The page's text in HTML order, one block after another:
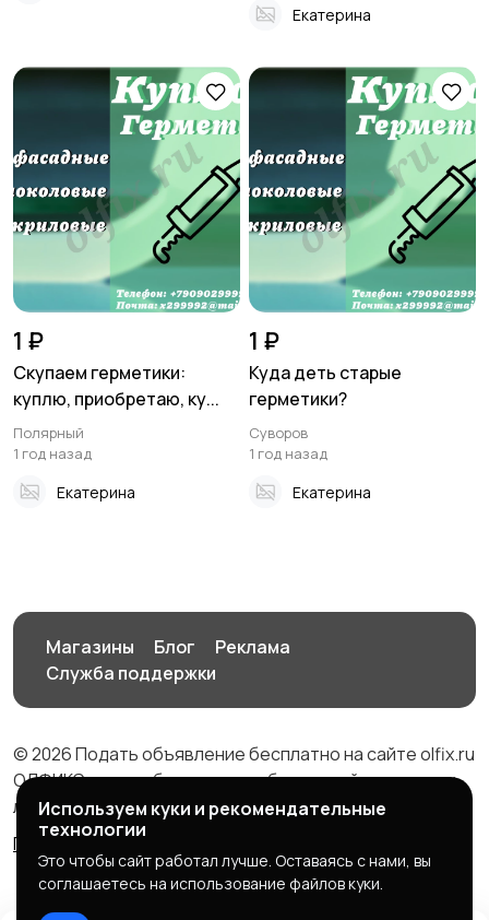
Екатерина
1 ₽
Скупаем герметики:
куплю, приобретаю, ку...
Полярный
1 год назад
Екатерина
1 ₽
Куда деть старые
герметики?
Суворов
1 год назад
Екатерина
Магазины Блог
Реклама
Служба поддержки
© 2026 Подать объявление бесплатно на сайте olfix.ru
ОЛФИКС - доска беспалтных объявлений от частных
лиц и компаний
Правила сервиса
Используем куки и рекомендательные
технологии
Это чтобы сайт работал лучше. Оставаясь с нами, вы
соглашаетесь на использование файлов куки.